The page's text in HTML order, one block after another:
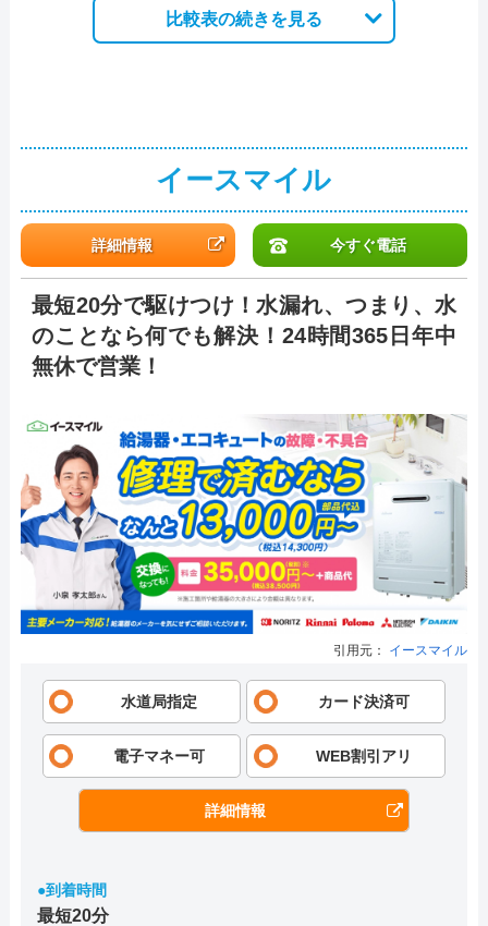
比較表の続きを見る
イースマイル
詳細情報 今すぐ電話
最短20分で駆けつけ！水漏れ、つまり、水
のことなら何でも解決！24時間365日年中
無休で営業！
引用元： イースマイル
水道局指定 カード決済可
電子マネー可 WEB割引アリ
詳細情報
●到着時間
最短20分